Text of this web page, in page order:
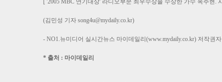
[ '2005 MBC 연기대상' 라디오부문 최우수상을 수상한 가수 옥주현.
(김민성 기자song4u@mydaily.co.kr)
- NO1.뉴미디어 실시간뉴스 마이데일리(www.mydaily.co.kr) 저작
* 출처 : 마이데일리